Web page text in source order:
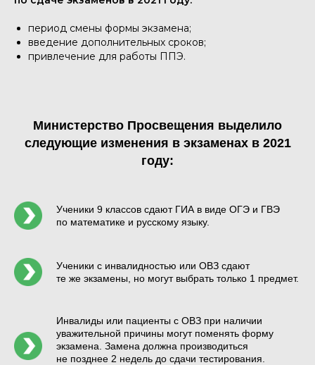
период смены формы экзамена;
введение дополнительных сроков;
привлечение для работы ППЭ.
Министерство Просвещения выделило
следующие изменения в экзаменах в 2021
году:
Ученики 9 классов сдают ГИА в виде ОГЭ и ГВЭ
по математике и русскому языку.
Ученики с инвалидностью или ОВЗ сдают
те же экзамены, но могут выбрать только 1 предмет.
Инвалиды или пациенты с ОВЗ при наличии
уважительной причины могут поменять форму
экзамена. Замена должна производиться
не позднее 2 недель до сдачи тестирования.